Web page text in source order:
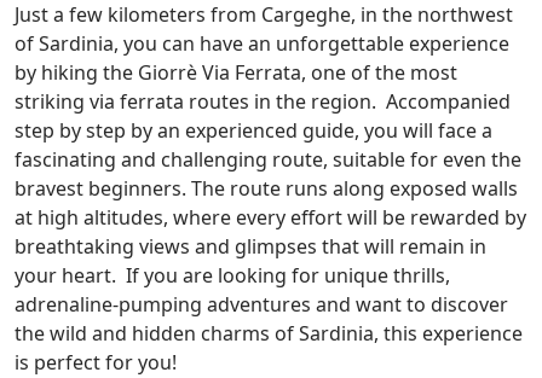
Just a few kilometers from Cargeghe, in the northwest
of Sardinia, you can have an unforgettable experience
by hiking the Giorrè Via Ferrata, one of the most
striking via ferrata routes in the region. Accompanied
step by step by an experienced guide, you will face a
fascinating and challenging route, suitable for even the
bravest beginners. The route runs along exposed walls
at high altitudes, where every effort will be rewarded by
breathtaking views and glimpses that will remain in
your heart. If you are looking for unique thrills,
adrenaline-pumping adventures and want to discover
the wild and hidden charms of Sardinia, this experience
is perfect for you!